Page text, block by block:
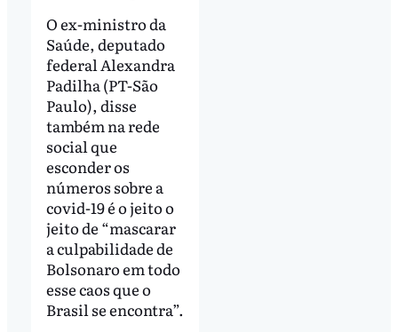
O ex-ministro da
Saúde, deputado
federal Alexandra
Padilha (PT-São
Paulo), disse
também na rede
social que
esconder os
números sobre a
covid-19 é o jeito o
jeito de “mascarar
a culpabilidade de
Bolsonaro em todo
esse caos que o
Brasil se encontra”.